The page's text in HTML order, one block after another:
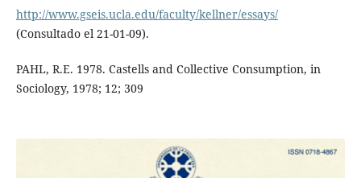
http://www.gseis.ucla.edu/faculty/kellner/essays/
(Consultado el 21-01-09).
PAHL, R.E. 1978. Castells and Collective Consumption, in
Sociology, 1978; 12; 309